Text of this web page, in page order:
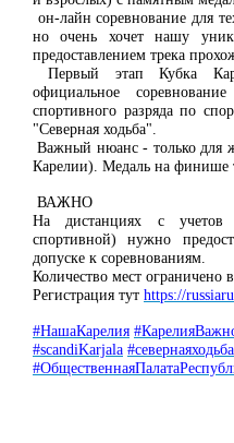
он-лайн соревнование для
но очень хочет нашу
предоставлением трека
Первый этап Кубка
официальное
спортивного разряда по
"Северная ходьба".
Важный нюанс - только для
Карелии). Медаль на финише
ВАЖНО
На дистанциях с
спортивной) нужно
допуске к соревнованиям.
Количество мест ограничено
Регистрация тут https://
#НашаКарелия
#scandiKarjala #севернаяходьба